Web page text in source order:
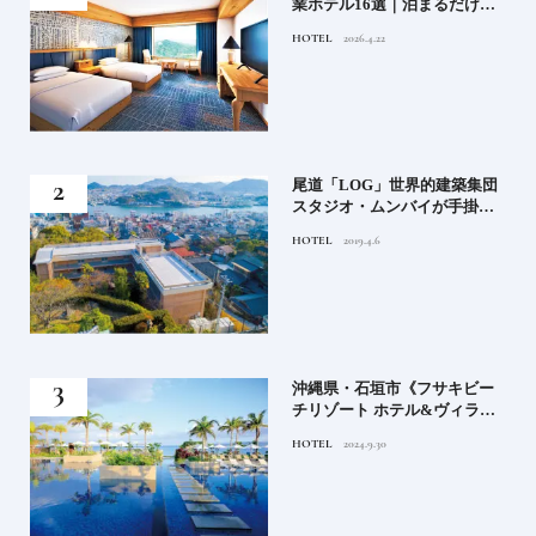
業ホテル16選｜泊まるだけで
ル
HOTEL 2026.4.22
尾道「LOG」世界的建築集団
スタジオ・ムンバイが手掛け
HOTEL 2019.4.6
沖縄県・石垣市《フサキビー
チリゾート ホテル&ヴィラ
でゆるりと島時間を楽しむ
HOTEL 2024.9.30